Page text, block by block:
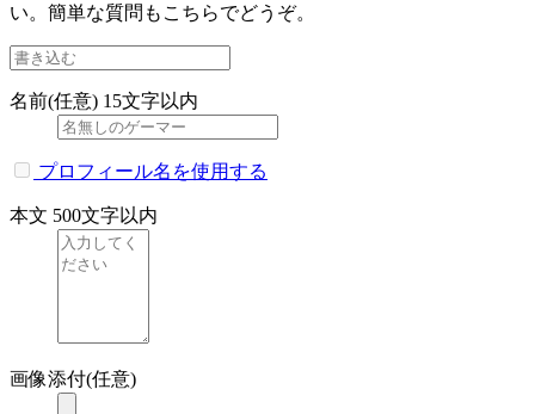
い。簡単な質問もこちらでどうぞ。
名前(任意) 15文字以内
プロフィール名を使用する
本文 500文字以内
画像添付(任意)